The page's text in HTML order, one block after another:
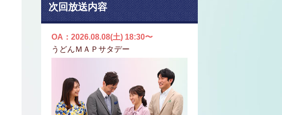
次回放送内容
OA：2026.08.08(土) 18:30〜
うどんＭＡＰサタデー